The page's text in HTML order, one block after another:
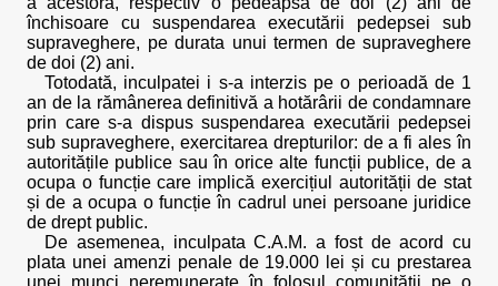
închisoare cu suspendarea executării pedepsei sub
supraveghere, pe durata unui termen de supraveghere
de doi (2) ani.
Totodată, inculpatei i s-a interzis pe o perioadă de 1
an de la rămânerea definitivă a hotărârii de condamnare
prin care s-a dispus suspendarea executării pedepsei
sub supraveghere, exercitarea drepturilor: de a fi ales în
autoritățile publice sau în orice alte funcții publice, de a
ocupa o funcție care implică exercițiul autorității de stat
și de a ocupa o funcție în cadrul unei persoane juridice
de drept public.
De asemenea, inculpata C.A.M. a fost de acord cu
plata unei amenzi penale de 19.000 lei și cu prestarea
unei munci neremunerate în folosul comunității pe o